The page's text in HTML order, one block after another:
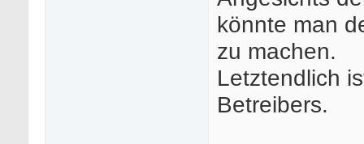
könnte man
zu machen.
Letztendlich
Betreibers.